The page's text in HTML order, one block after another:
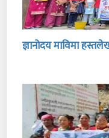
ज्ञानोदय माविमा